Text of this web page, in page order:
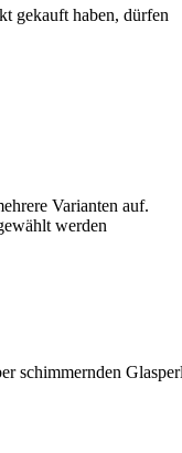
gekauft haben, dürfen
Varianten auf.
werden
schimmernden